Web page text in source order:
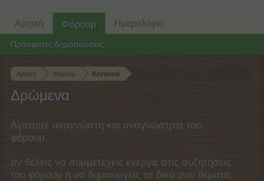
Αρχική Φόρουμ Κεντρικά
Δρώμενα
Αγαπητέ αναγνώστη και αναγνώστρια του
φόρουμ,
αν θέλεις να συμμετέχεις ενεργά στις συζητήσεις
του φόρουμ ή να δημιουργείς τα δικά σου θέματα,
Αρχική Φόρουμ
Πρόσφατες δημοσιεύσεις
Ημερολόγιο